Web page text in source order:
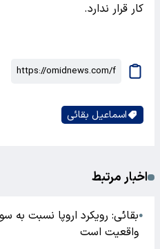
کار قرار ندارد.
اسماعیل بقائی
اخبار مرتبط
●بقائی: رویکرد اروپا نسبت به
واقعیت است